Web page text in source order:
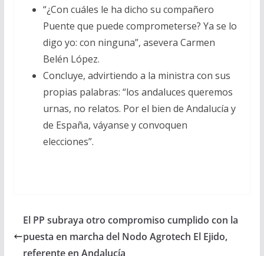
“¿Con cuáles le ha dicho su compañero
Puente que puede comprometerse? Ya se lo
digo yo: con ninguna”, asevera Carmen
Belén López.
Concluye, advirtiendo a la ministra con sus
propias palabras: “los andaluces queremos
urnas, no relatos. Por el bien de Andalucía y
de España, váyanse y convoquen
elecciones”.
El PP subraya otro compromiso cumplido con la
puesta en marcha del Nodo Agrotech El Ejido,
referente en Andalucía